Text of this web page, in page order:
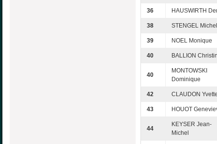
36 HAUSWIRTH
38 STENGEL Michel
39 NOEL Monique
40 BALLION
40
MONTOWSKI
Dominique
42 CLAUDON
43 HOUOT
44
KEYSER Jean-
Michel